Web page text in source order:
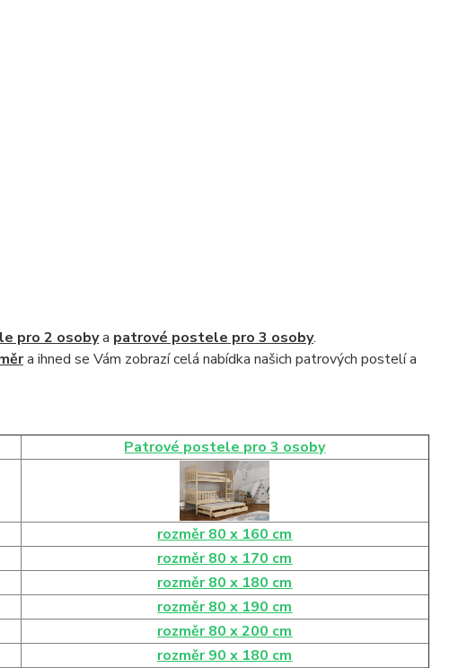
pro 2 osobya patrové postele pro 3 osoby.
a ihned se Vám zobrazí celá nabídka našich patrových postelí a
Patrové postele pro 3 osoby
rozměr 80 x 160 cm
rozměr 80 x 170 cm
rozměr 80 x 180 cm
rozměr 80 x 190 cm
rozměr 80 x 200 cm
rozměr 90 x 180 cm